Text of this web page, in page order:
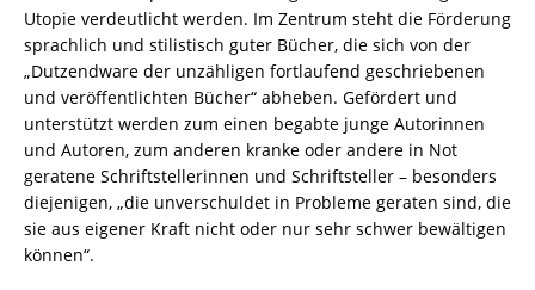
Utopie verdeutlicht werden. Im Zentrum steht die Förderung
sprachlich und stilistisch guter Bücher, die sich von der
„Dutzendware der unzähligen fortlaufend geschriebenen
und veröffentlichten Bücher“ abheben. Gefördert und
unterstützt werden zum einen begabte junge Autorinnen
und Autoren, zum anderen kranke oder andere in Not
geratene Schriftstellerinnen und Schriftsteller – besonders
diejenigen, „die unverschuldet in Probleme geraten sind, die
sie aus eigener Kraft nicht oder nur sehr schwer bewältigen
können“.